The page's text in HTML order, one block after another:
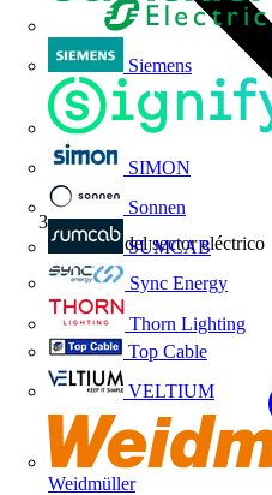
Siemens
SIMON
Sonnen
SUMCAB
Sync Energy
Thorn Lighting
Top Cable
VELTIUM
Weidmüller
Noticias del sector eléctrico